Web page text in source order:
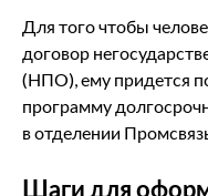
Для того чтобы
договор
(НПО), ему придется
программу
в отделении
Шаги для